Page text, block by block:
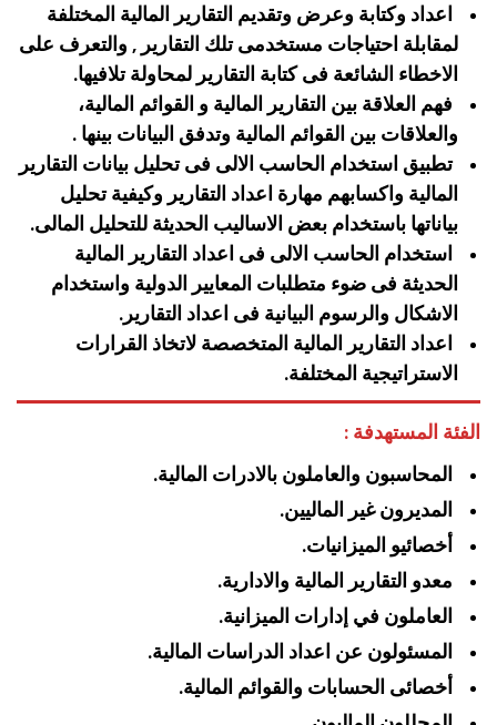
اعداد وكتابة وعرض وتقديم التقارير المالية المختلفة
لمقابلة احتياجات مستخدمى تلك التقارير , والتعرف على
الاخطاء الشائعة فى كتابة التقارير لمحاولة تلافيها.
فهم العلاقة بين التقارير المالية و القوائم المالية،
والعلاقات بين القوائم المالية وتدفق البيانات بينها .
تطبيق استخدام الحاسب الالى فى تحليل بيانات التقارير
المالية واكسابهم مهارة اعداد التقارير وكيفية تحليل
بياناتها باستخدام بعض الاساليب الحديثة للتحليل المالى.
استخدام الحاسب الالى فى اعداد التقارير المالية
الحديثة فى ضوء متطلبات المعايير الدولية واستخدام
الاشكال والرسوم البيانية فى اعداد التقارير.
اعداد التقارير المالية المتخصصة لاتخاذ القرارات
الاستراتيجية المختلفة.
الفئة المستهدفة :
المحاسبون والعاملون بالادرات المالية.
المديرون غير الماليين.
أخصائيو الميزانيات.
معدو التقارير المالية والادارية.
العاملون في إدارات الميزانية.
المسئولون عن اعداد الدراسات المالية.
أخصائى الحسابات والقوائم المالية.